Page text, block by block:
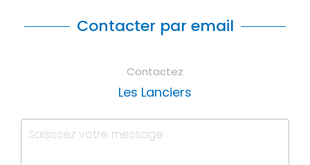
Contacter par email
Contactez
Les Lanciers